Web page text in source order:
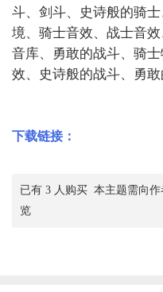
斗、剑斗、史诗般的骑
境、骑士音效、战士音
音库、勇敢的战斗、骑
效、史诗般的战斗、勇
下载链接：
已有 3 人购买 本主题需向
览